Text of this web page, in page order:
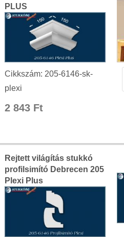
PLUS
Cikkszám: 205-6146-sk-
plexi
2 843 Ft
Rejtett világítás stukkó
profilsimító Debrecen 205
Plexi Plus